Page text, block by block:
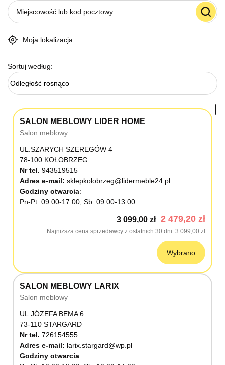
Moja lokalizacja
Sortuj według:
Odległość rosnąco
SALON MEBLOWY LIDER HOME
Salon meblowy
UL.SZARYCH SZEREGÓW 4
78-100 KOŁOBRZEG
Nr tel. 943519515
Adres e-mail: sklepkolobrzeg@lidermeble24.pl
Godziny otwarcia
Pn-Pt: 09:00-17:00, Sb: 09:00-13:00
3 099,00 zł 2 479,20 zł
Najniższa cena sprzedawcy z ostatnich 30 dni 3 099,00 zł
Wybrano
SALON MEBLOWY LARIX
Salon meblowy
UL.JÓZEFA BEMA 6
73-110 STARGARD
Nr tel. 726154555
Adres e-mail: larix.stargard@wp.pl
Godziny otwarcia